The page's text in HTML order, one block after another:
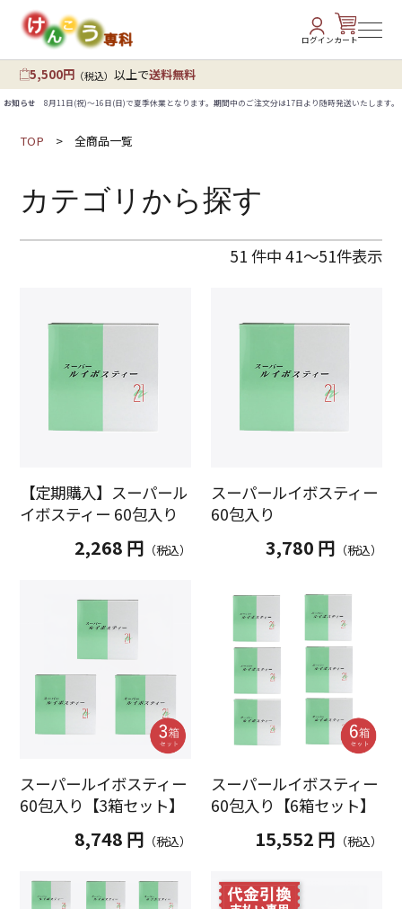
ログインカート
5,500円 （税込）以上で送料無料
お知らせ 8月11日(祝)～16日(日)で夏季休業となります。期間中のご注文分は17日より随時発送いたします。
TOP 全商品一覧
カテゴリから探す
51 件中 41〜51件表示
【定期購入】スーパール
イボスティー 60包入り
2,268 円 （税込）
スーパールイボスティー
60包入り
3,780 円 （税込）
スーパールイボスティー
60包入り【3箱セット】
8,748 円 （税込）
スーパールイボスティー
60包入り【6箱セット】
15,552 円 （税込）